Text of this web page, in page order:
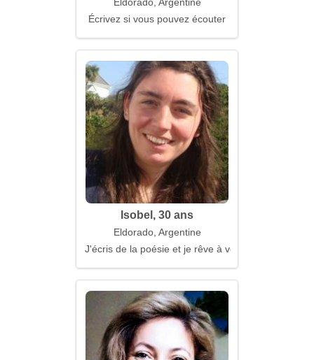
Écrivez si vous pouvez écouter
Isobel, 30 ans
Eldorado, Argentine
J'écris de la poésie et je rêve à voix haute